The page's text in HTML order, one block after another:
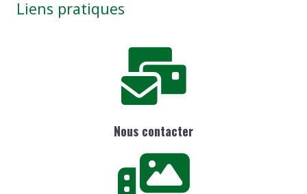
Liens pratiques
Nous contacter